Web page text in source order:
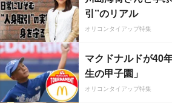
引”のリアル
オリコンタイアップ特集
マクドナルドが40
生の甲子園」
オリコンタイアップ特集